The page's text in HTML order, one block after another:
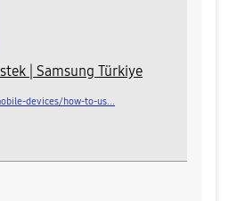
| Samsung Türkiye
devices/how-to-us...